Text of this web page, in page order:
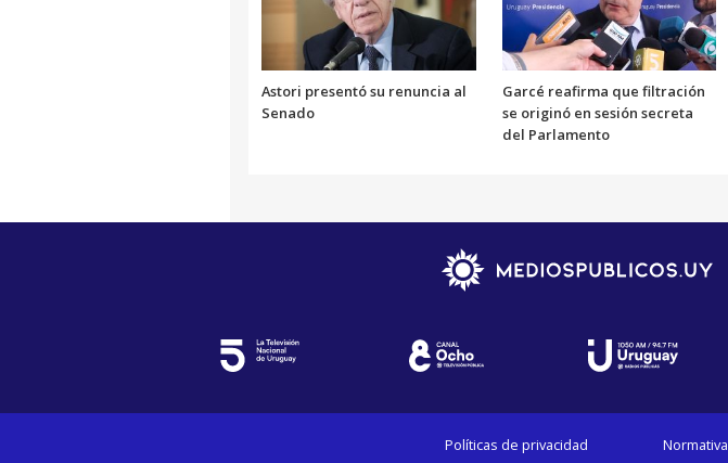
Astori presentó su renuncia al
Senado
Garcé reafirma que filtración
se originó en sesión secreta
del Parlamento
Políticas de privacidad Normativa